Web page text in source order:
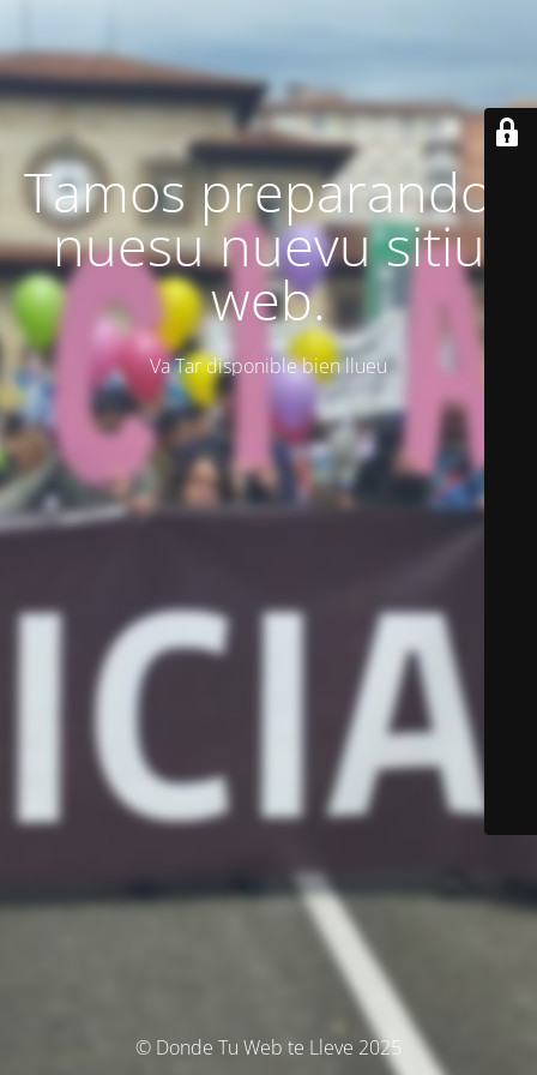
Tamos preparando'l
nuesu nuevu sitiu
web.
Va Tar disponible bien llueu
© Donde Tu Web te Lleve 2025